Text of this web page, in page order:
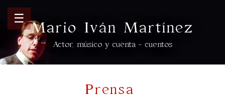
Mario Iván Martínez
Actor, músico y cuenta - cuentos
☰
Prensa